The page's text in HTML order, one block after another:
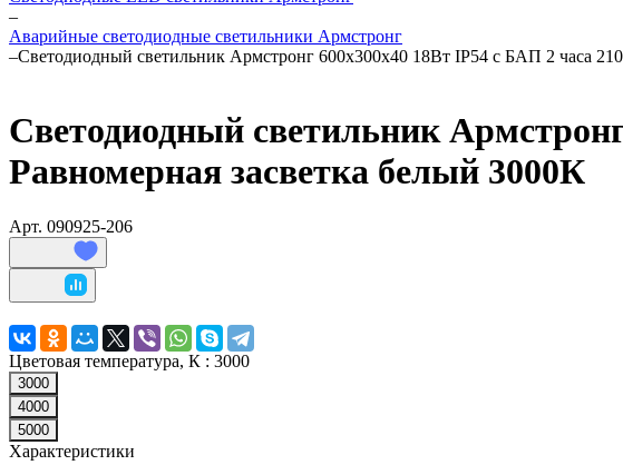
–
Аварийные светодиодные светильники Армстронг
–Светодиодный светильник Армстронг 600х300х40 18Вт IP54 с БАП 2 часа
Светодиодный светильник
Равномерная засветка белый 3000К
Арт. 090925-206
Цветовая температура, К : 3000
3000
4000
5000
Характеристики